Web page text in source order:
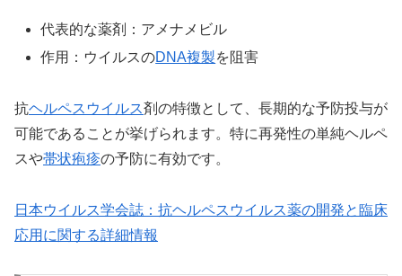
代表的な薬剤：アメナメビル
作用：ウイルスのDNA複製を阻害
抗ヘルペスウイルス剤の特徴として、長期的な予防投与が
可能であることが挙げられます。特に再発性の単純ヘルペ
スや帯状疱疹の予防に有効です。
日本ウイルス学会誌：抗ヘルペスウイルス薬の開発と臨床
応用に関する詳細情報